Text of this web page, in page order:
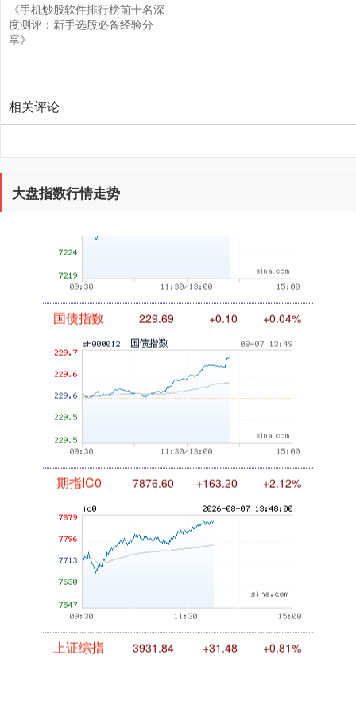
《手机炒股软件排行榜前十名深
度测评：新手选股必备经验分
享》
相关评论
大盘指数行情走势
创业板指 3604.62
国债指数 229.69 +0.04%
期指IC0 +163.20 +2.12%